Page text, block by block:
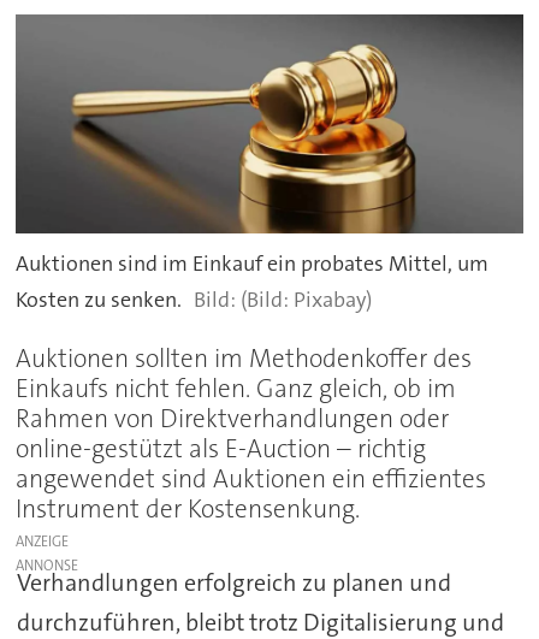
Auktionen sind im Einkauf ein probates Mittel, um
Kosten zu senken.
(Bild: Pixabay)
Auktionen sollten im Methodenkoffer des
Einkaufs nicht fehlen. Ganz gleich, ob im
Rahmen von Direktverhandlungen oder
online-gestützt als E-Auction – richtig
angewendet sind Auktionen ein effizientes
Instrument der Kostensenkung.
ANZEIGE
Verhandlungen erfolgreich zu planen und
durchzuführen, bleibt trotz Digitalisierung und